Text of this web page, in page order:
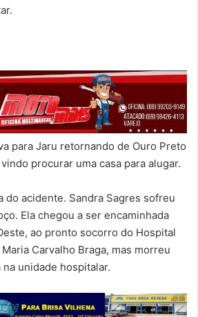
para Jaru retornando de Ouro Preto
procurar uma casa para alugar.
do acidente. Sandra Sagres sofreu
Ela chegou a ser encaminhada
ao pronto socorro do Hospital
Carvalho Braga, mas morreu
unidade hospitalar.